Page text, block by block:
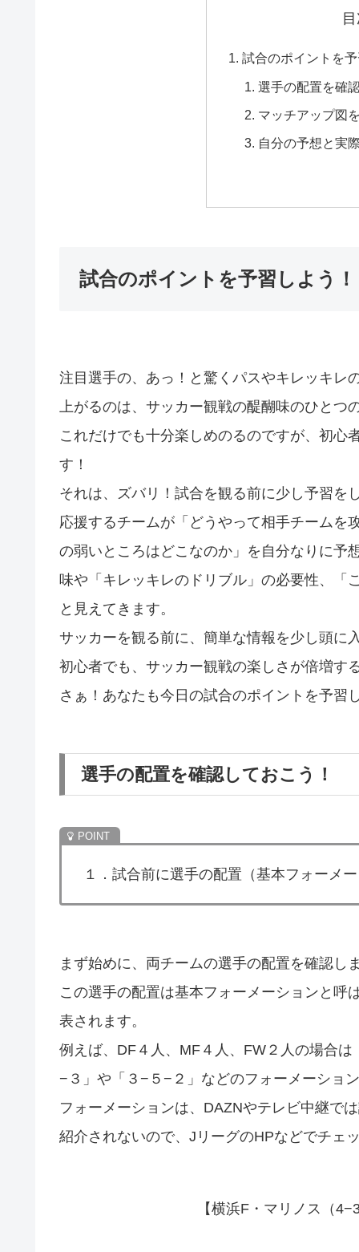
試合のポイントを
選手の配置を確
マッチアップ図
自分の予想と実
試合のポイントを予習しよう！
注目選手の、あっ！と驚くパスやキレッキレ
上がるのは、サッカー観戦の醍醐味のひとつ
これだけでも十分楽しめのるのですが、初心
す！
それは、ズバリ！試合を観る前に少し予習を
応援するチームが「どうやって相手チームを
の弱いところはどこなのか」を自分なりに予
味や「キレッキレのドリブル」の必要性、「
と見えてきます。
サッカーを観る前に、簡単な情報を少し頭に
初心者でも、サッカー観戦の楽しさが倍増す
さぁ！あなたも今日の試合のポイントを予習
選手の配置を確認しておこう！
１．試合前に選手の配置（基本フォーメ
まず始めに、両チームの選手の配置を確認し
この選手の配置は基本フォーメーションと呼
表されます。
例えば、DF４人、MF４人、FW２人の場合
−３」や「３−５−２」などのフォーメーショ
フォーメーションは、DAZNやテレビ中継で
紹介されないので、JリーグのHPなどでチェ
【横浜F・マリノス（